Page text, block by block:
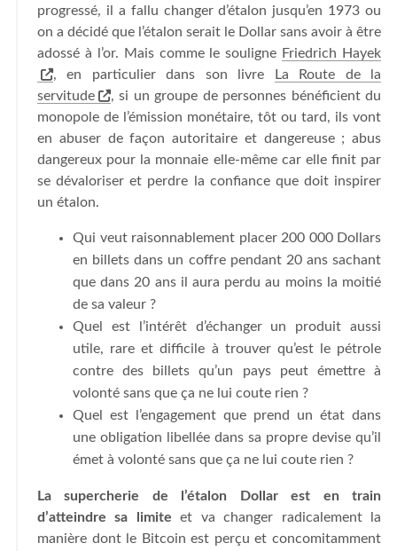
progressé, il a fallu changer d’étalon jusqu’en 1973 ou
on a décidé que l’étalon serait le Dollar sans avoir à être
adossé à l’or. Mais comme le souligne Friedrich Hayek
, en particulier dans son livre
La Route de la
servitude
, si un groupe de personnes bénéficient du
monopole de l’émission monétaire, tôt ou tard, ils vont
en abuser de façon autoritaire et dangereuse ; abus
dangereux pour la monnaie elle-même car elle finit par
se dévaloriser et perdre la confiance que doit inspirer
un étalon.
Qui veut raisonnablement placer 200 000 Dollars
en billets dans un coffre pendant 20 ans sachant
que dans 20 ans il aura perdu au moins la moitié
de sa valeur ?
Quel est l’intérêt d’échanger un produit aussi
utile, rare et difficile à trouver qu’est le pétrole
contre des billets qu’un pays peut émettre à
volonté sans que ça ne lui coute rien ?
Quel est l’engagement que prend un état dans
une obligation libellée dans sa propre devise qu’il
émet à volonté sans que ça ne lui coute rien ?
La supercherie de l’étalon Dollar est en train
d’atteindre sa limite et va changer radicalement la
manière dont le Bitcoin est perçu et concomitamment